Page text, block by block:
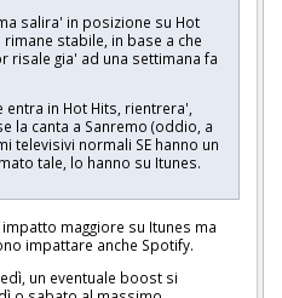
salira' in posizione su Hot
stabile, in base a che
risale gia' ad una settimana fa
entra in Hot Hits, rientrera',
la canta a Sanremo (oddio, a
televisivi normali SE hanno un
tale, lo hanno su Itunes.
maggiore su Itunes ma
impattare anche Spotify.
un eventuale boost si